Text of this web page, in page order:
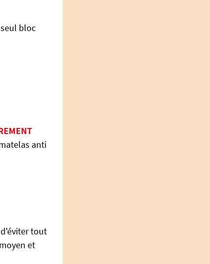
bloc
anti
tout
et